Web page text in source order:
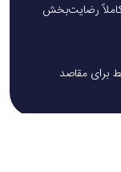
کاملاً رضایت‌بخش
مطالب فروشگاه اینترنتی موبایل 140 فقط برای مقاصد